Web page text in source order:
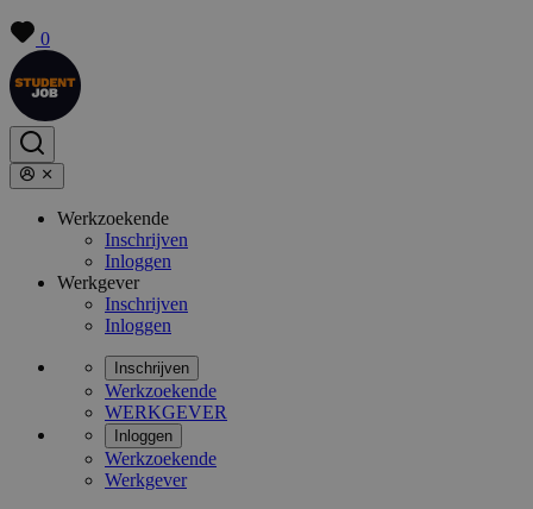
0
Werkzoekende
Inschrijven
Inloggen
Werkgever
Inschrijven
Inloggen
Inschrijven
Werkzoekende
WERKGEVER
Inloggen
Werkzoekende
Werkgever